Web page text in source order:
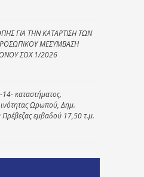
ΓΙΑ ΤΗΝ ΚΑΤΑΡΤΙΣΗ ΤΩΝ
ΜΕΣΥΜΒΑΣΗ
ΣΟΧ 1/2026
καταστήματος,
Ωρωπού, Δημ.
εμβαδού 17,50 τ.μ.